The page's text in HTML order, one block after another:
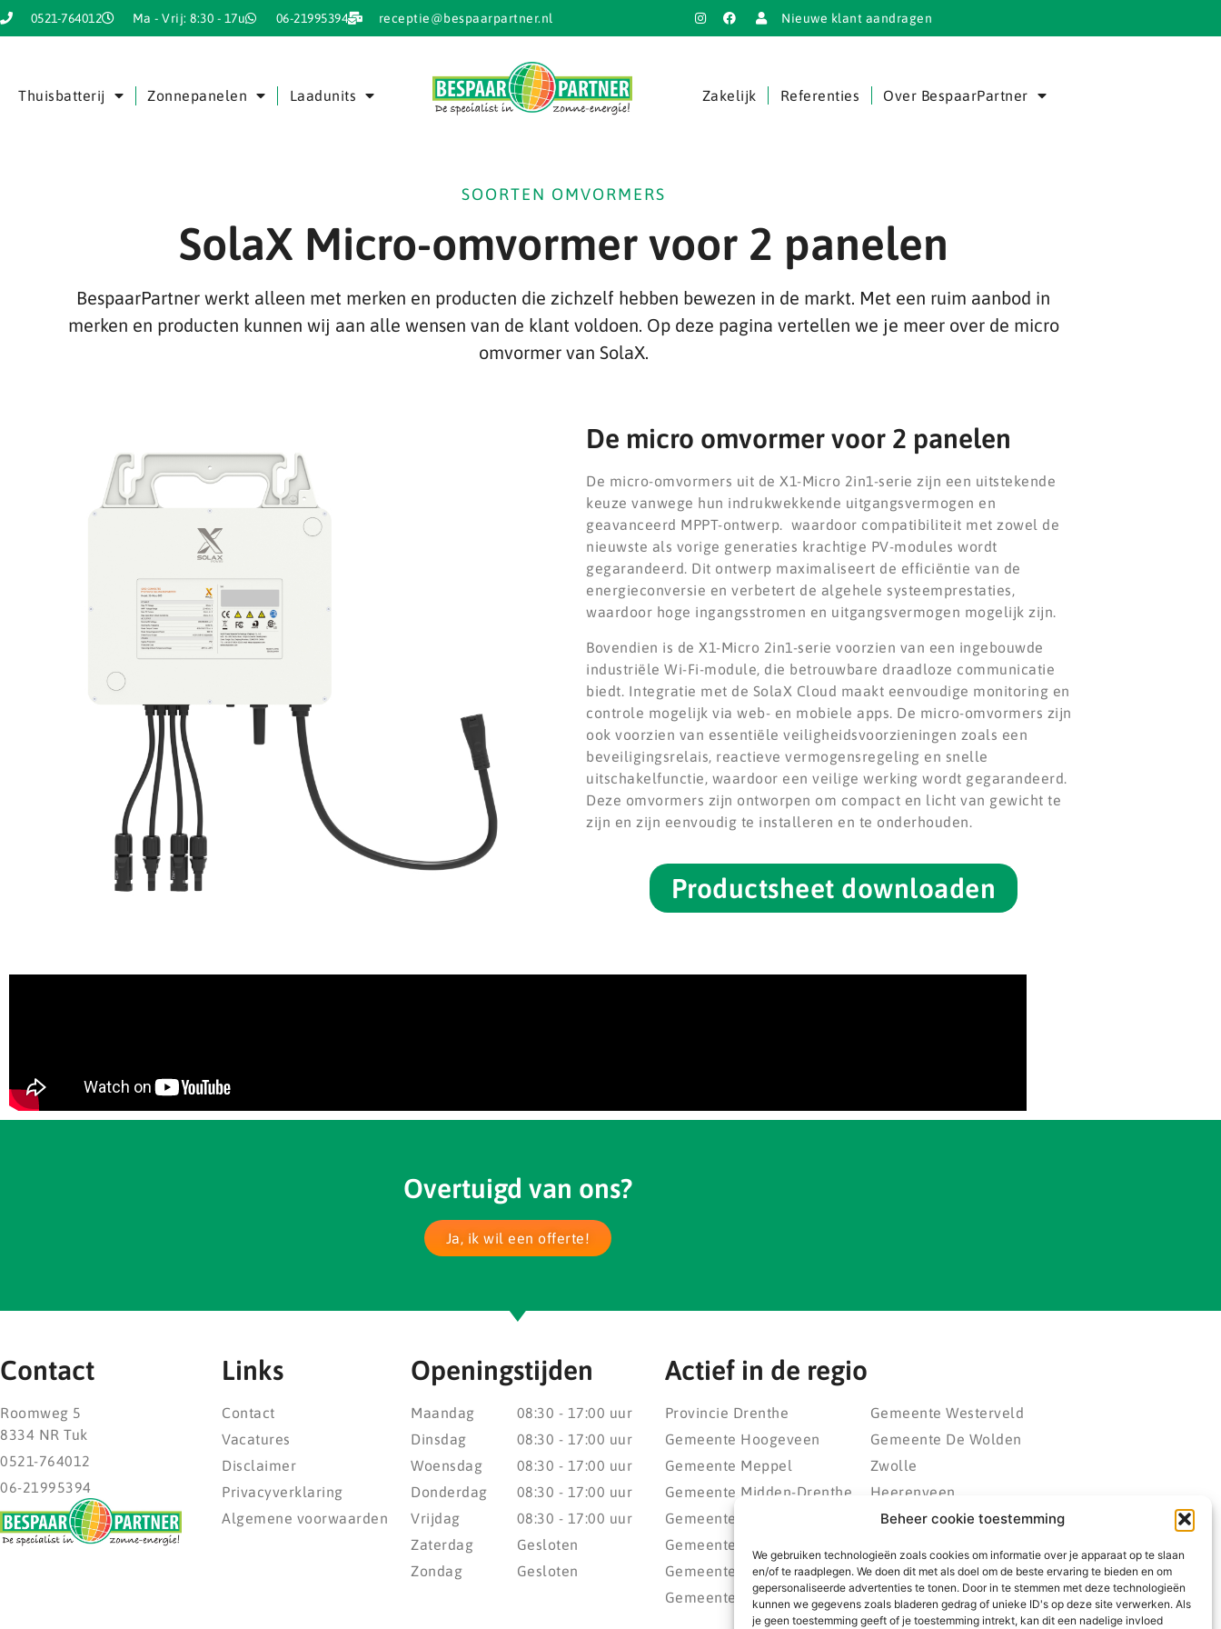
Beheer cookie toestemming
We gebruiken technologieën zoals cookies om informatie over je apparaat op te slaan
en/of te raadplegen. We doen dit met als doel om de beste ervaring te bieden en om
gepersonaliseerde advertenties te tonen. Door in te stemmen met deze technologieën
kunnen we gegevens zoals bladeren gedrag of unieke ID's op deze site verwerken. Als
je geen toestemming geeft of je toestemming intrekt, kan dit een nadelige invloed
0521-764012 Ma - Vrij: 8:30 - 17u 06-21995394 receptie@bespaarpartner.nl Nieuwe klant aandragen
Thuisbatterij Zonnepanelen Laadunits Zakelijk Referenties Over BespaarPartner
SOORTEN OMVORMERS
SolaX Micro-omvormer voor 2 panelen
BespaarPartner werkt alleen met merken en producten die zichzelf hebben bewezen in de markt. Met een ruim aanbod in
merken en producten kunnen wij aan alle wensen van de klant voldoen. Op deze pagina vertellen we je meer over de micro
omvormer van SolaX.
De micro omvormer voor 2 panelen
De micro-omvormers uit de X1-Micro 2in1-serie zijn een uitstekende
keuze vanwege hun indrukwekkende uitgangsvermogen en
geavanceerd MPPT-ontwerp. waardoor compatibiliteit met zowel de
nieuwste als vorige generaties krachtige PV-modules wordt
gegarandeerd. Dit ontwerp maximaliseert de efficiëntie van de
energieconversie en verbetert de algehele systeemprestaties,
waardoor hoge ingangsstromen en uitgangsvermogen mogelijk zijn.
Bovendien is de X1-Micro 2in1-serie voorzien van een ingebouwde
industriële Wi-Fi-module, die betrouwbare draadloze communicatie
biedt. Integratie met de SolaX Cloud maakt eenvoudige monitoring en
controle mogelijk via web- en mobiele apps. De micro-omvormers zijn
ook voorzien van essentiële veiligheidsvoorzieningen zoals een
beveiligingsrelais, reactieve vermogensregeling en snelle
uitschakelfunctie, waardoor een veilige werking wordt gegarandeerd.
Deze omvormers zijn ontworpen om compact en licht van gewicht te
zijn en zijn eenvoudig te installeren en te onderhouden.
Productsheet downloaden
Overtuigd van ons?
Ja, ik wil een offerte!
Contact
Roomweg 5
8334 NR Tuk
0521-764012
06-21995394
Links
Contact
Vacatures
Disclaimer
Privacyverklaring
Algemene voorwaarden
Openingstijden
Maandag
Dinsdag
Woensdag
Donderdag
Vrijdag
Zaterdag
Zondag
08:30 - 17:00 uur
08:30 - 17:00 uur
08:30 - 17:00 uur
08:30 - 17:00 uur
08:30 - 17:00 uur
Gesloten
Gesloten
Actief in de regio
Provincie Drenthe
Gemeente Hoogeveen
Gemeente Meppel
Gemeente Midden-Drenthe
Gemeente Noordenveld
Gemeente Noordoostpolder
Gemeente Steenwijkerland
Gemeente Weststellingwerf
Gemeente Westerveld
Gemeente De Wolden
Zwolle
Heerenveen
Kampen
Wolvega